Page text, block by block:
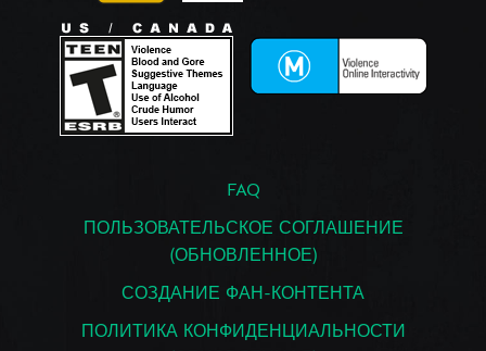
FAQ
ПОЛЬЗОВАТЕЛЬСКОЕ СОГЛАШЕНИЕ
(ОБНОВЛЕННОЕ)
СОЗДАНИЕ ФАН-КОНТЕНТА
ПОЛИТИКА КОНФИДЕНЦИАЛЬНОСТИ